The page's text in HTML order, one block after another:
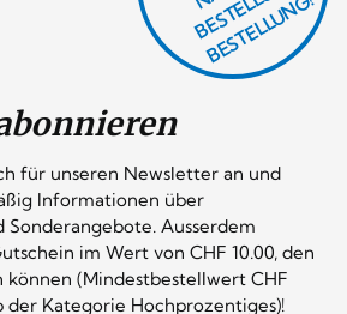
für unseren Newsletter an und
Informationen über
Ausserdem
im Wert von CHF 10.00, den
können (Mindestbestellwert CHF
der Kategorie Hochprozentiges)!
N
L
G!